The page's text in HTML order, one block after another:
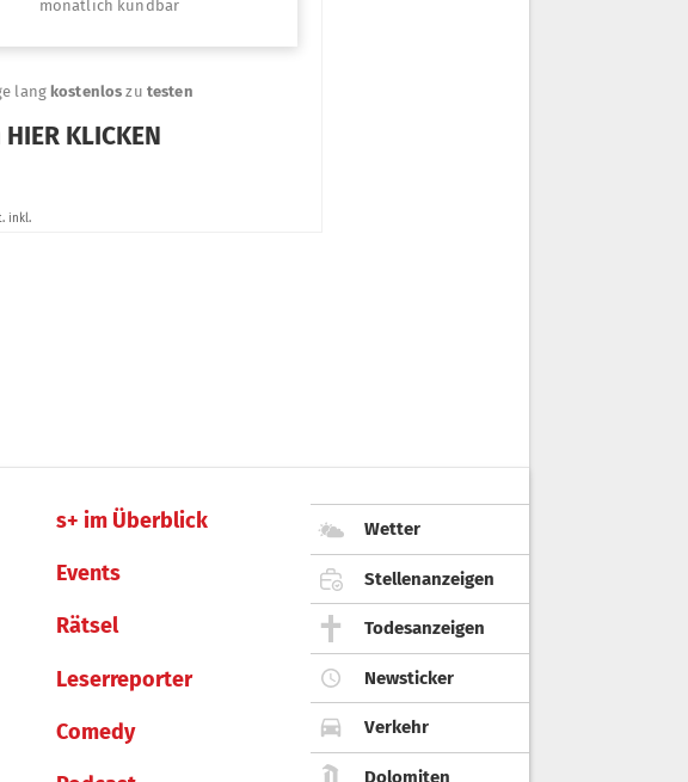
s+ im Überblick
Events
Rätsel
Leserreporter
Comedy
Wetter
Stellenanzeigen
Todesanzeigen
Newsticker
Verkehr
Dolomiten